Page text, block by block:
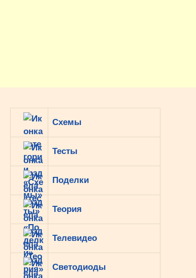
Схемы
Тесты
Поделки
Теория
Телевидео
Светодиоды